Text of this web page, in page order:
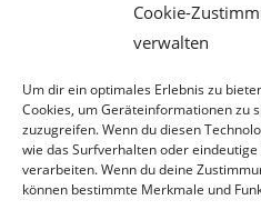
Cookie-
verwalten
Um dir ein optimales Erlebnis zu
Cookies, um Geräteinformationen zu
zuzugreifen. Wenn du diesen
wie das Surfverhalten oder
verarbeiten. Wenn du deine
können bestimmte Merkmale und
Salzburgs Juden und ihre
die Gefahr endlich konkret!“
Biologisches Wunder in Ceuta
Ein vermeintliches
Archiv